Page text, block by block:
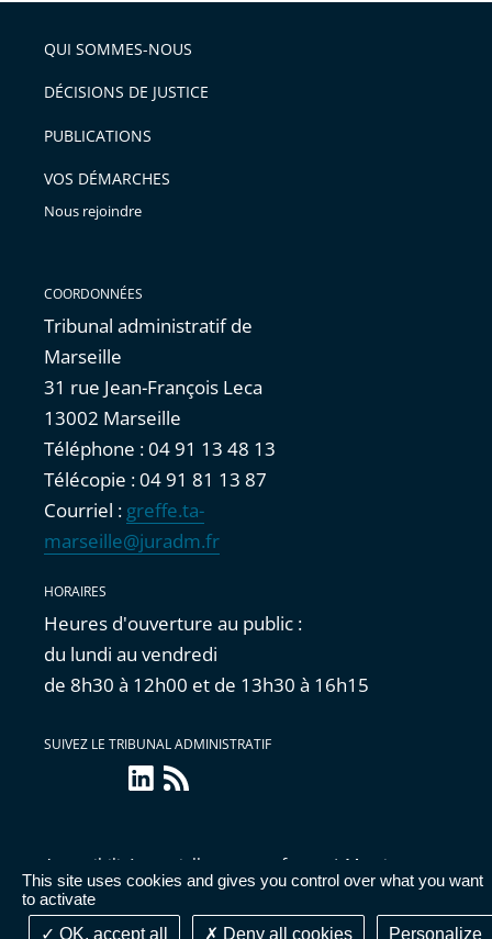
This site uses cookies and gives you control over what you want
to activate
OK, accept all
Deny all cookies Personalize
arriver
après
l'article
pour
avant
QUI SOMMES-NOUS
DÉCISIONS DE JUSTICE
PUBLICATIONS
VOS DÉMARCHES
Nous rejoindre
COORDONNÉES
Tribunal administratif de
Marseille
31 rue Jean-François Leca
13002 Marseille
Téléphone : 04 91 13 48 13
Télécopie : 04 91 81 13 87
Courriel : greffe.ta-
marseille@juradm.fr
HORAIRES
Heures d'ouverture au public :
du lundi au vendredi
de 8h30 à 12h00 et de 13h30 à 16h15
SUIVEZ LE TRIBUNAL ADMINISTRATIF
linkedin
Flux
RSS
Accessibilité : partiellement conforme | Mentions
légales
Données personnelles
Publications
administratives